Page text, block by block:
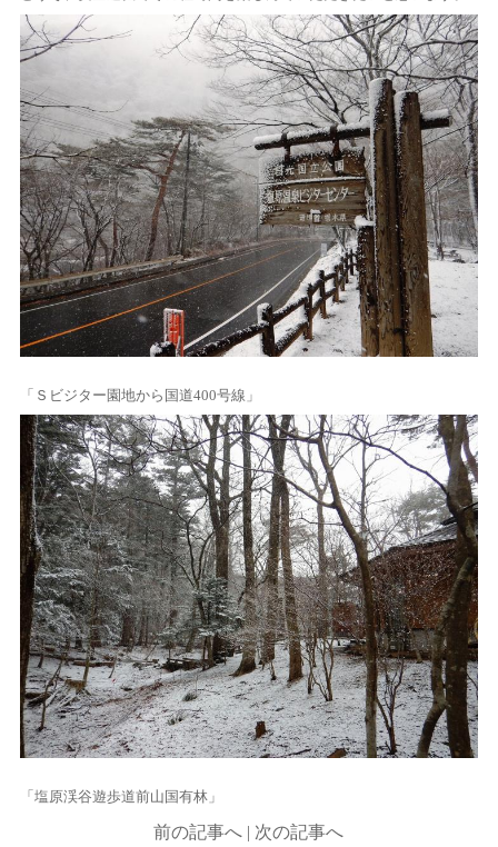
「Ｓビジター園地から国道400号線」
「塩原渓谷遊歩道前山国有林」
前の記事へ | 次の記事へ